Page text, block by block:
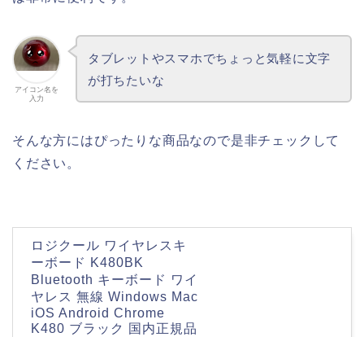
アイコン名を
入力
タブレットやスマホでちょっと気軽に文字
が打ちたいな
そんな方にはぴったりな商品なので是非チェックして
ください。
ロジクール ワイヤレスキ
ーボード K480BK
Bluetooth キーボード ワイ
ヤレス 無線 Windows Mac
iOS Android Chrome
K480 ブラック 国内正規品